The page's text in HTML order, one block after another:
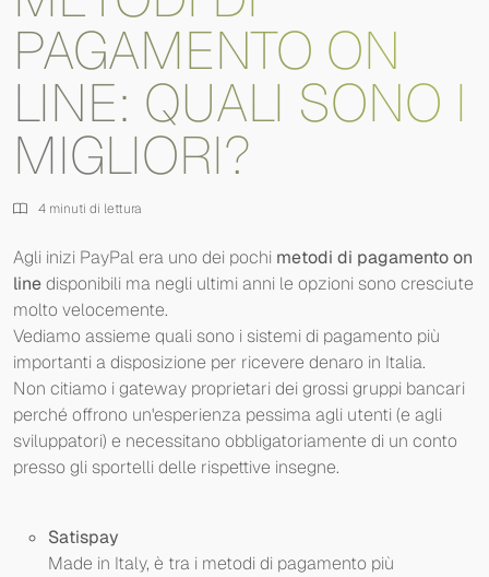
PAGAMENTO ON
LINE: QUALI SONO I
MIGLIORI?
4 minuti di lettura
Agli inizi PayPal era uno dei pochi metodi di pagamento on
linedisponibili ma negli ultimi anni le opzioni sono cresciute
molto velocemente.
Vediamo assieme quali sono i sistemi di pagamento più
importanti a disposizione per ricevere denaro in Italia.
Non citiamo i gateway proprietari dei grossi gruppi bancari
perché offrono un'esperienza pessima agli utenti (e agli
sviluppatori) e necessitano obbligatoriamente di un conto
presso gli sportelli delle rispettive insegne.
Satispay
Made in Italy, è tra i metodi di pagamento più